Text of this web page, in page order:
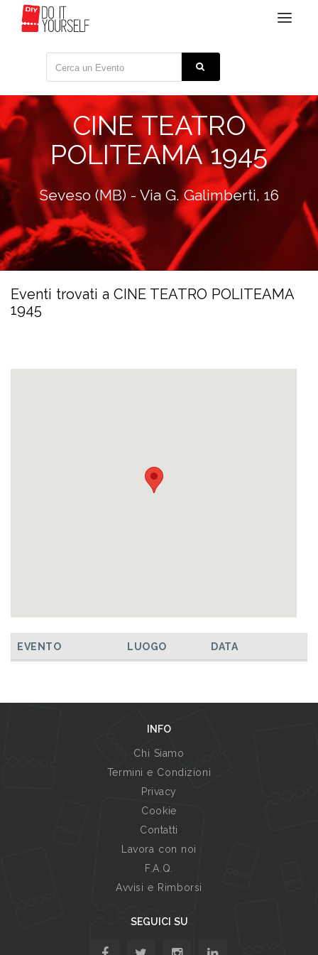
Toggle
CINE TEATRO
POLITEAMA 1945
Seveso (MB) - Via G. Galimberti, 16
Eventi trovati a CINE TEATRO POLITEAMA
1945
EVENTO LUOGO DATA
INFO
Chi Siamo
Termini e Condizioni
Privacy
Cookie
Contatti
Lavora con noi
F.A.Q.
Avvisi e Rimborsi
SEGUICI SU